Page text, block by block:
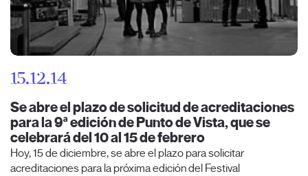
15.12.14
Se abre el plazo de solicitud de acreditaciones
para la 9ª edición de Punto de Vista, que se
celebrará del 10 al 15 de febrero
Hoy, 15 de diciembre, se abre el plazo para solicitar
acreditaciones para la próxima edición del Festival